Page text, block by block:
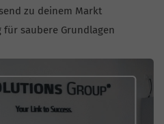
zu deinem Markt
für saubere Grundlagen